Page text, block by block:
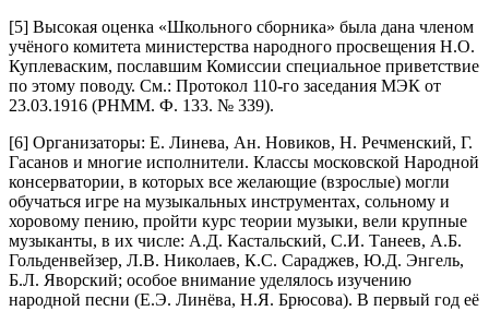
[5] Высокая оценка «Школьного сборника» была дана членом
учёного комитета министерства народного просвещения Н.О.
Куплеваским, пославшим Комиссии специальное приветствие
по этому поводу. См.: Протокол 110-го заседания МЭК от
23.03.1916 (РНММ. Ф. 133. № 339).
[6] Организаторы: Е. Линева, Ан. Новиков, Н. Речменский, Г.
Гасанов и многие исполнители. Классы московской Народной
консерватории, в которых все желающие (взрослые) могли
обучаться игре на музыкальных инструментах, сольному и
хоровому пению, пройти курс теории музыки, вели крупные
музыканты, в их числе: А.Д. Кастальский, С.И. Танеев, А.Б.
Гольденвейзер, Л.В. Николаев, К.С. Сараджев, Ю.Д. Энгель,
Б.Л. Яворский; особое внимание уделялось изучению
народной песни (Е.Э. Линёва, Н.Я. Брюсова). В первый год её